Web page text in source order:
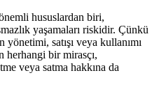
hususlardan biri,
yaşamaları riskidir. Çünkü
yönetimi, satışı veya kullanımı
herhangi bir mirasçı,
veya satma hakkına da